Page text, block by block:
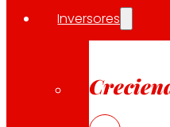
Inversores